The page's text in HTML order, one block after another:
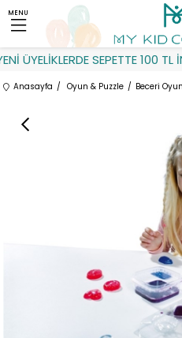
ÜYELİKLERDE SEPETTE 100 TL
MENU
Anasayfa Oyun & Puzzle Beceri